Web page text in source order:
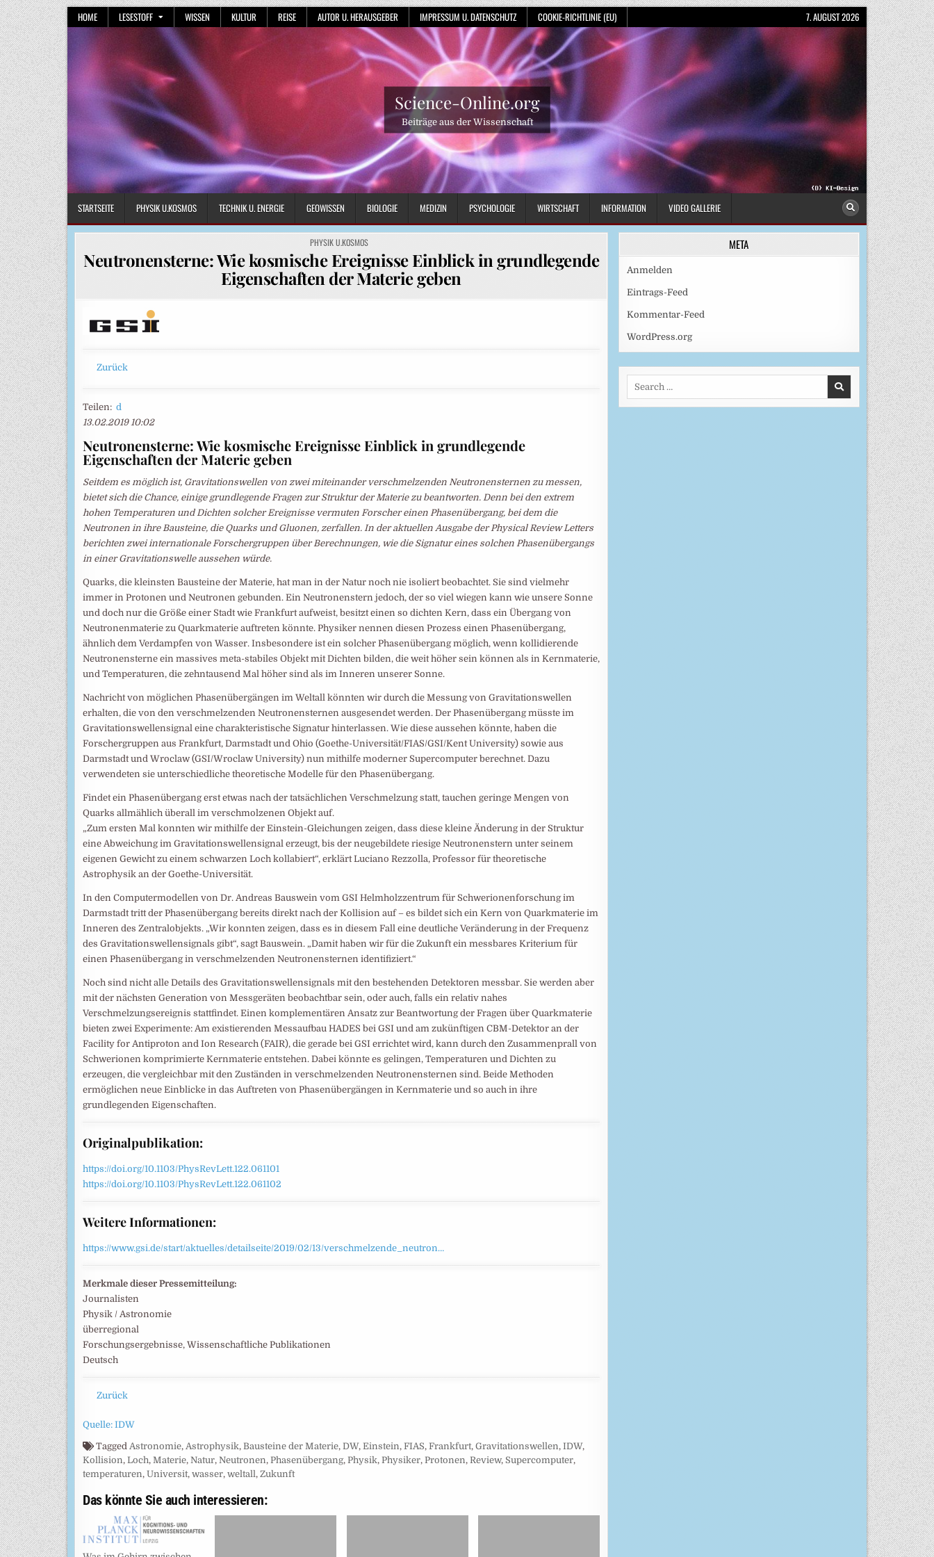
Skip
to
content
HOME LESESTOFF WISSEN KULTUR REISE AUTOR U. HERAUSGEBER IMPRESSUM U. DATENSCHUTZ COOKIE-RICHTLINIE (EU) 7. AUGUST 2026
Science-Online.org
Beiträge aus der Wissenschaft
STARTSEITE PHYSIK U.KOSMOS TECHNIK U. ENERGIE GEOWISSEN BIOLOGIE MEDIZIN PSYCHOLOGIE WIRTSCHAFT INFORMATION VIDEO GALLERIE
POSTED
IN
PHYSIK U.KOSMOS
Neutronensterne: Wie kosmische Ereignisse Einblick in grundlegende
Eigenschaften der Materie geben
Zurück
Teilen: d
13.02.2019 10:02
Neutronensterne: Wie kosmische Ereignisse Einblick in grundlegende
Eigenschaften der Materie geben
Seitdem es möglich ist, Gravitationswellen von zwei miteinander verschmelzenden Neutronensternen zu messen,
bietet sich die Chance, einige grundlegende Fragen zur Struktur der Materie zu beantworten. Denn bei den extrem
hohen Temperaturen und Dichten solcher Ereignisse vermuten Forscher einen Phasenübergang, bei dem die
Neutronen in ihre Bausteine, die Quarks und Gluonen, zerfallen. In der aktuellen Ausgabe der Physical Review Letters
berichten zwei internationale Forschergruppen über Berechnungen, wie die Signatur eines solchen Phasenübergangs
in einer Gravitationswelle aussehen würde.
Quarks, die kleinsten Bausteine der Materie, hat man in der Natur noch nie isoliert beobachtet. Sie sind vielmehr
immer in Protonen und Neutronen gebunden. Ein Neutronenstern jedoch, der so viel wiegen kann wie unsere Sonne
und doch nur die Größe einer Stadt wie Frankfurt aufweist, besitzt einen so dichten Kern, dass ein Übergang von
Neutronenmaterie zu Quarkmaterie auftreten könnte. Physiker nennen diesen Prozess einen Phasenübergang,
ähnlich dem Verdampfen von Wasser. Insbesondere ist ein solcher Phasenübergang möglich, wenn kollidierende
Neutronensterne ein massives meta-stabiles Objekt mit Dichten bilden, die weit höher sein können als in Kernmaterie,
und Temperaturen, die zehntausend Mal höher sind als im Inneren unserer Sonne.
Nachricht von möglichen Phasenübergängen im Weltall könnten wir durch die Messung von Gravitationswellen
erhalten, die von den verschmelzenden Neutronensternen ausgesendet werden. Der Phasenübergang müsste im
Gravitationswellensignal eine charakteristische Signatur hinterlassen. Wie diese aussehen könnte, haben die
Forschergruppen aus Frankfurt, Darmstadt und Ohio (Goethe-Universität/FIAS/GSI/Kent University) sowie aus
Darmstadt und Wroclaw (GSI/Wroclaw University) nun mithilfe moderner Supercomputer berechnet. Dazu
verwendeten sie unterschiedliche theoretische Modelle für den Phasenübergang.
Findet ein Phasenübergang erst etwas nach der tatsächlichen Verschmelzung statt, tauchen geringe Mengen von
Quarks allmählich überall im verschmolzenen Objekt auf.
„Zum ersten Mal konnten wir mithilfe der Einstein-Gleichungen zeigen, dass diese kleine Änderung in der Struktur
eine Abweichung im Gravitationswellensignal erzeugt, bis der neugebildete riesige Neutronenstern unter seinem
eigenen Gewicht zu einem schwarzen Loch kollabiert“, erklärt Luciano Rezzolla, Professor für theoretische
Astrophysik an der Goethe-Universität.
In den Computermodellen von Dr. Andreas Bauswein vom GSI Helmholzzentrum für Schwerionenforschung im
Darmstadt tritt der Phasenübergang bereits direkt nach der Kollision auf – es bildet sich ein Kern von Quarkmaterie im
Inneren des Zentralobjekts. „Wir konnten zeigen, dass es in diesem Fall eine deutliche Veränderung in der Frequenz
des Gravitationswellensignals gibt“, sagt Bauswein. „Damit haben wir für die Zukunft ein messbares Kriterium für
einen Phasenübergang in verschmelzenden Neutronensternen identifiziert.“
Noch sind nicht alle Details des Gravitationswellensignals mit den bestehenden Detektoren messbar. Sie werden aber
mit der nächsten Generation von Messgeräten beobachtbar sein, oder auch, falls ein relativ nahes
Verschmelzungsereignis stattfindet. Einen komplementären Ansatz zur Beantwortung der Fragen über Quarkmaterie
bieten zwei Experimente: Am existierenden Messaufbau HADES bei GSI und am zukünftigen CBM-Detektor an der
Facility for Antiproton and Ion Research (FAIR), die gerade bei GSI errichtet wird, kann durch den Zusammenprall von
Schwerionen komprimierte Kernmaterie entstehen. Dabei könnte es gelingen, Temperaturen und Dichten zu
erzeugen, die vergleichbar mit den Zuständen in verschmelzenden Neutronensternen sind. Beide Methoden
ermöglichen neue Einblicke in das Auftreten von Phasenübergängen in Kernmaterie und so auch in ihre
grundlegenden Eigenschaften.
Originalpublikation:
https://doi.org/10.1103/PhysRevLett.122.061101
https://doi.org/10.1103/PhysRevLett.122.061102
Weitere Informationen:
https://www.gsi.de/start/aktuelles/detailseite/2019/02/13/verschmelzende_neutron…
Merkmale dieser Pressemitteilung:
Journalisten
Physik / Astronomie
überregional
Forschungsergebnisse, Wissenschaftliche Publikationen
Deutsch
Zurück
Quelle: IDW
Tagged Astronomie, Astrophysik, Bausteine der Materie, DW, Einstein, FIAS, Frankfurt, Gravitationswellen, IDW,
Kollision, Loch, Materie, Natur, Neutronen, Phasenübergang, Physik, Physiker, Protonen, Review, Supercomputer,
temperaturen, Universit, wasser, weltall , Zukunft
Das könnte Sie auch interessieren:
META
Anmelden
Eintrags-Feed
Kommentar-Feed
WordPress.org